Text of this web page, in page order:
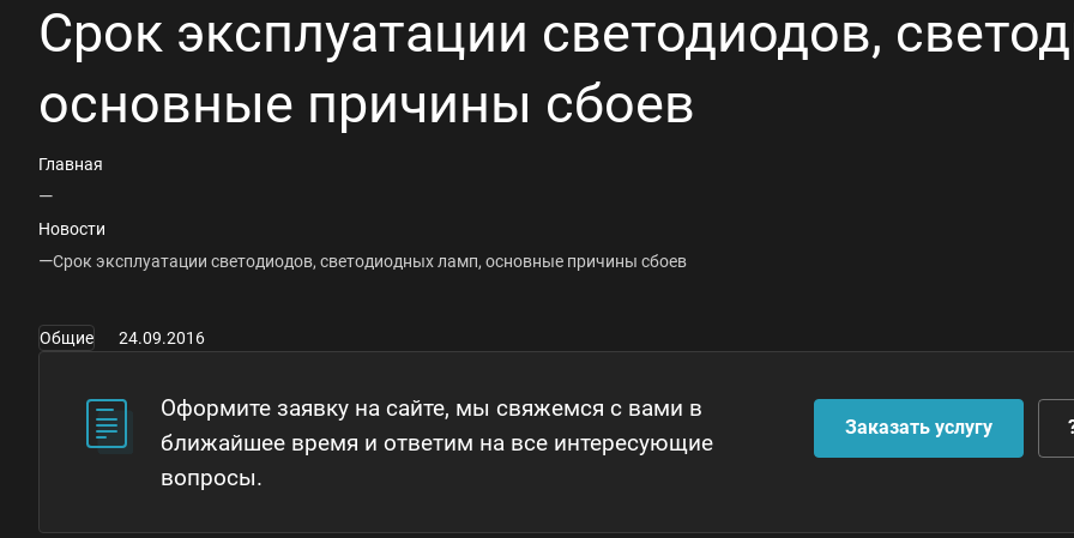
Срок эксплуатации светодиодов,
основные причины сбоев
Главная
—
Новости
—Срок эксплуатации светодиодов, светодиодных ламп, основные причины сбоев
Общие 24.09.2016
Оформите заявку на сайте, мы свяжемся с вами в
ближайшее время и ответим на все интересующие
вопросы.
Заказать услугу